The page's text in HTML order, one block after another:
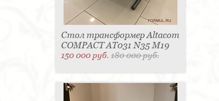
Стол трансформер Altacom
COMPACT AT031 N35 M19
150 000 руб.180 000 руб.